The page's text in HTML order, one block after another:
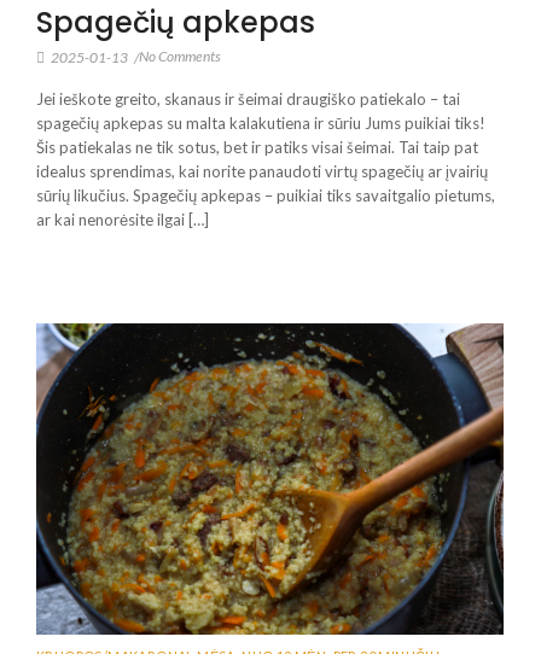
Spagečių apkepas
2025-01-13 /No Comments
Jei ieškote greito, skanaus ir šeimai draugiško patiekalo – tai
spagečių apkepas su malta kalakutiena ir sūriu Jums puikiai tiks!
Šis patiekalas ne tik sotus, bet ir patiks visai šeimai. Tai taip pat
idealus sprendimas, kai norite panaudoti virtų spagečių ar įvairių
sūrių likučius. Spagečių apkepas – puikiai tiks savaitgalio pietums,
ar kai nenorėsite ilgai […]